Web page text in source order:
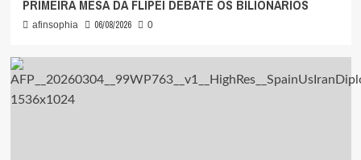
PRIMEIRA MESA DA FLIPEI DEBATE OS BILIONÁRIOS
afinsophia 06/08/2026 0